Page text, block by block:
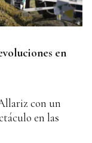
en
con un
en las